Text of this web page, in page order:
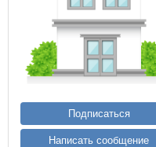
Подписаться
Написать сообщение